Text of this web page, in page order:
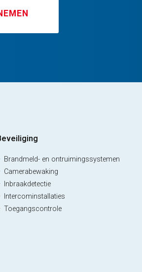
Brandmeld- en ontruimingssystemen
Camerabewaking
Inbraakdetectie
Intercominstallaties
Toegangscontrole